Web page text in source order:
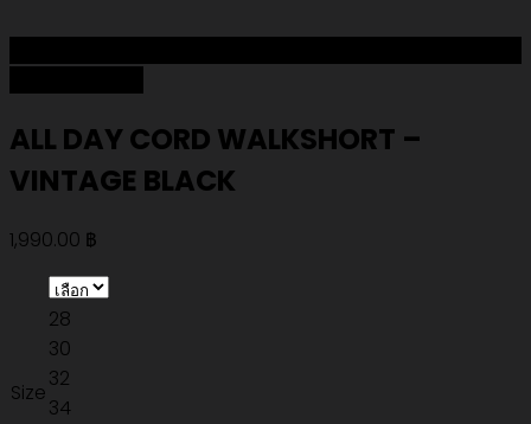
ALL DAY CORD WALKSHORT –
VINTAGE BLACK
1,990.00 ฿
Size
28
30
32
34